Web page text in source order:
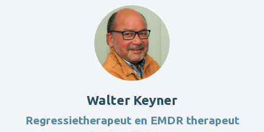
Walter Keyner
Regressietherapeut en EMDR therapeut